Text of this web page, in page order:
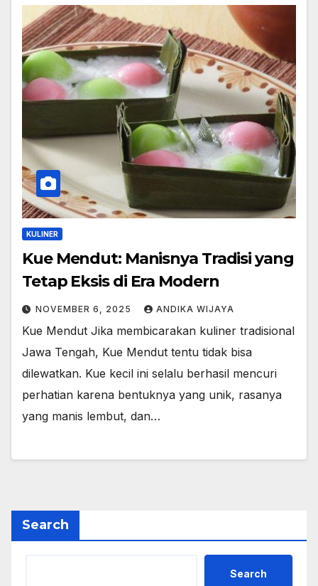
KULINER
Kue Mendut: Manisnya Tradisi yang
Tetap Eksis di Era Modern
NOVEMBER 6, 2025 ANDIKA WIJAYA
Kue Mendut Jika membicarakan kuliner tradisional
Jawa Tengah, Kue Mendut tentu tidak bisa
dilewatkan. Kue kecil ini selalu berhasil mencuri
perhatian karena bentuknya yang unik, rasanya
yang manis lembut, dan…
Search
Search